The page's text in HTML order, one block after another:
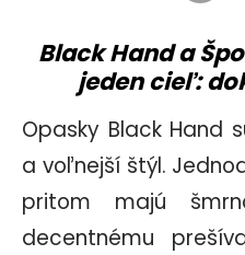
Black Hand a
jeden cieľ:
Opasky Black Hand
a voľnejší štýl.
pritom majú
decentnému